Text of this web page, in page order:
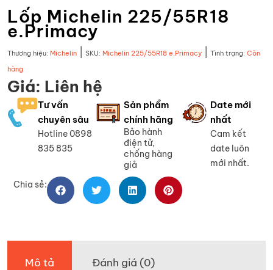
Lốp Michelin 225/55R18
e.Primacy
Thương hiệu: Michelin SKU: Michelin 225/55R18 e.Primacy Tình trạng: Còn
hàng
Giá: Liên hệ
Tư vấn
chuyên sâu
Hotline 0898
835 835
Sản phẩm
chính hãng
Bảo hành
điện tử,
chống hàng
giả
Date mới
nhất
Cam kết
date luôn
mới nhất.
Chia sẻ:
Mô tả Đánh giá (0)